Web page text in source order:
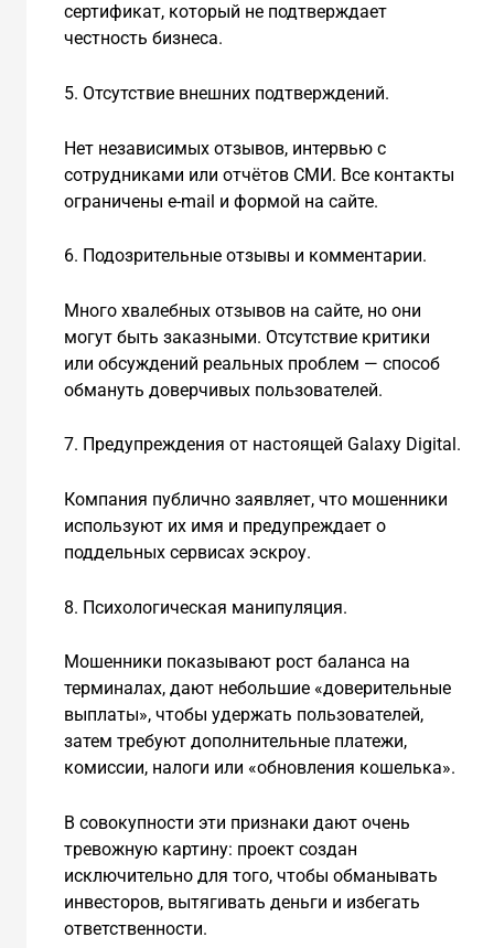
сертификат, который не подтверждает
честность бизнеса.
5. Отсутствие внешних подтверждений.
Нет независимых отзывов, интервью с
сотрудниками или отчётов СМИ. Все контакты
ограничены e-mail и формой на сайте.
6. Подозрительные отзывы и комментарии.
Много хвалебных отзывов на сайте, но они
могут быть заказными. Отсутствие критики
или обсуждений реальных проблем — способ
обмануть доверчивых пользователей.
7. Предупреждения от настоящей Galaxy Digital.
Компания публично заявляет, что мошенники
используют их имя и предупреждает о
поддельных сервисах эскроу.
8. Психологическая манипуляция.
Мошенники показывают рост баланса на
терминалах, дают небольшие «доверительные
выплаты», чтобы удержать пользователей,
затем требуют дополнительные платежи,
комиссии, налоги или «обновления кошелька».
В совокупности эти признаки дают очень
тревожную картину: проект создан
исключительно для того, чтобы обманывать
инвесторов, вытягивать деньги и избегать
ответственности.